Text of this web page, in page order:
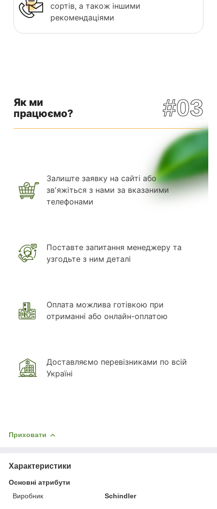
сортів, а також іншими
рекомендаціями
Як ми
працюємо?
#03
Залиште заявку на сайті або
зв'яжіться з нами за вказаними
телефонами
Поставте запитання менеджеру та
узгодьте з ним деталі
Оплата можлива готівкою при
отриманні або онлайн-оплатою
Доставляємо перевізниками по всій
Україні
Приховати
Характеристики
Основні атрибути
Виробник
Schindler